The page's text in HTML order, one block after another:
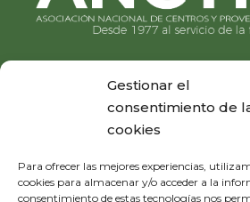
Gestionar el
consentimiento de
cookies
Para ofrecer las mejores experiencias,
cookies para almacenar y/o acceder a la
consentimiento de estas tecnologías nos